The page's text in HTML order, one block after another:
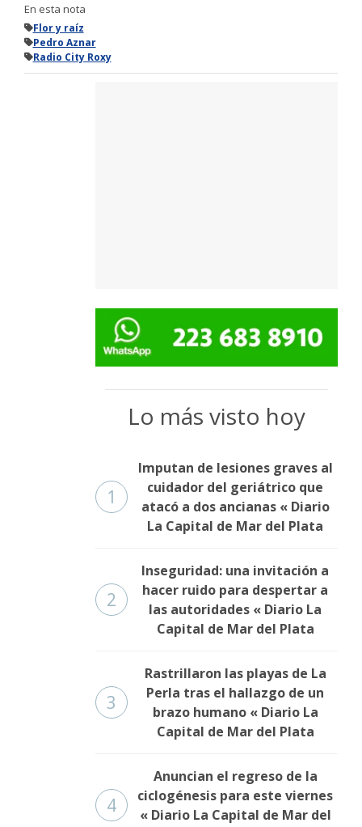
En esta nota
Flor y raíz
Pedro Aznar
Radio City Roxy
Lo más visto hoy
1
Imputan de lesiones graves al
cuidador del geriátrico que
atacó a dos ancianas « Diario
La Capital de Mar del Plata
2
Inseguridad: una invitación a
hacer ruido para despertar a
las autoridades « Diario La
Capital de Mar del Plata
3
Rastrillaron las playas de La
Perla tras el hallazgo de un
brazo humano « Diario La
Capital de Mar del Plata
4
Anuncian el regreso de la
ciclogénesis para este viernes
« Diario La Capital de Mar del